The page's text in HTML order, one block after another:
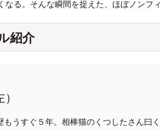
なる。そんな瞬間を捉えた、ほぼノンフ
紹介
もうすぐ５年。相棒猫のくつしたさん曰